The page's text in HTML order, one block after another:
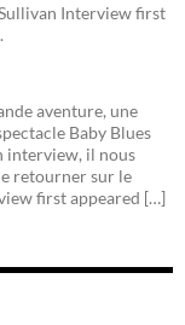
Interview first
aventure, une
Baby Blues
interview, il nous
retourner sur le
first appeared […]